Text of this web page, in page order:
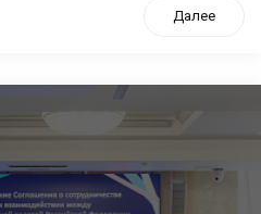
Далее